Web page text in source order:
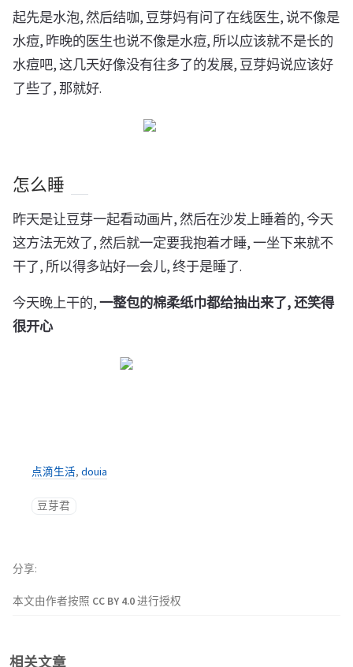
起先是水泡, 然后结咖, 豆芽妈有问了在线医生, 说不像是
水痘, 昨晚的医生也说不像是水痘, 所以应该就不是长的
水痘吧, 这几天好像没有往多了的发展, 豆芽妈说应该好
了些了, 那就好.
怎么睡
昨天是让豆芽一起看动画片, 然后在沙发上睡着的, 今天
这方法无效了, 然后就一定要我抱着才睡, 一坐下来就不
干了, 所以得多站好一会儿, 终于是睡了.
今天晚上干的,一整包的棉柔纸巾都给抽出来了, 还笑得
很开心
点滴生活, douia
豆芽君
本文由作者按照 CC BY 4.0进行授权
分享
相关文章